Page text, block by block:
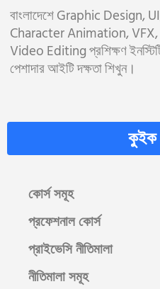
বাংলাদেশে Graphic
Character Animation,
Video Editing প্রশিক্ষণ
পেশাদার আইটি দক্ষতা শিখুন।
কুইক
কোর্স সমূহ
প্রফেশনাল কোর্স
প্রাইভেসি নীতিমালা
নীতিমালা সমূহ